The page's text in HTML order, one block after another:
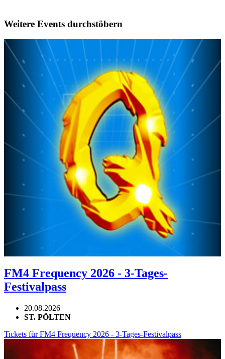
Weitere Events durchstöbern
FM4 Frequency 2026 - 3-Tages-
Festivalpass
20.08.2026
ST. PÖLTEN
Tickets für FM4 Frequency 2026 - 3-Tages-Festivalpass